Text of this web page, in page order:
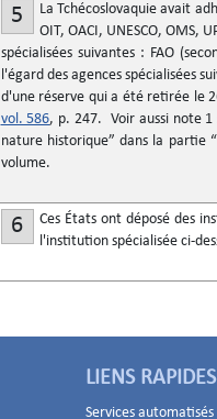
5
La Tchécoslovaquie avait
OIT, OACI, UNESCO,
spécialisées suivantes : FAO
l'égard des agences spécialisées
d'une réserve qui a été retirée le
vol. 586, p. 247. Voir aussi note 1
nature historique” dans la partie
volume.
6
Ces États ont déposé des
l'institution spécialisée ci-
LIENS RAPIDES
Services